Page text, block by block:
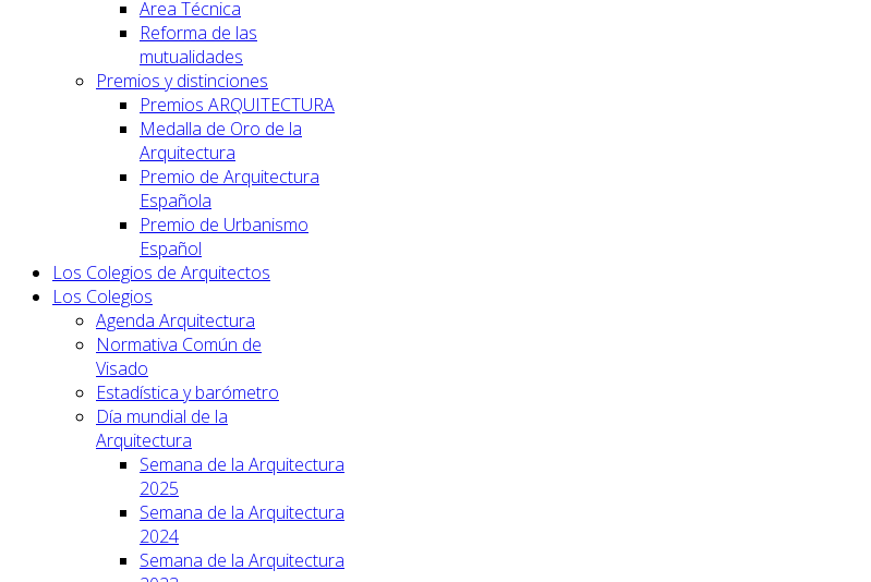
Area Técnica
Reforma de las
mutualidades
Premios y distinciones
Premios ARQUITECTURA
Medalla de Oro de la
Arquitectura
Premio de Arquitectura
Española
Premio de Urbanismo
Español
Los Colegios de Arquitectos
Los Colegios
Agenda Arquitectura
Normativa Común de
Visado
Estadística y barómetro
Día mundial de la
Arquitectura
Semana de la Arquitectura
2025
Semana de la Arquitectura
2024
Semana de la Arquitectura